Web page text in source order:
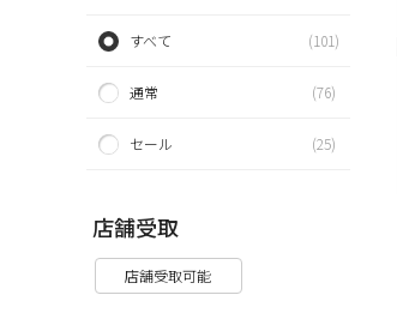
すべて (101)
通常 (76)
セール (25)
店舗受取
店舗受取可能